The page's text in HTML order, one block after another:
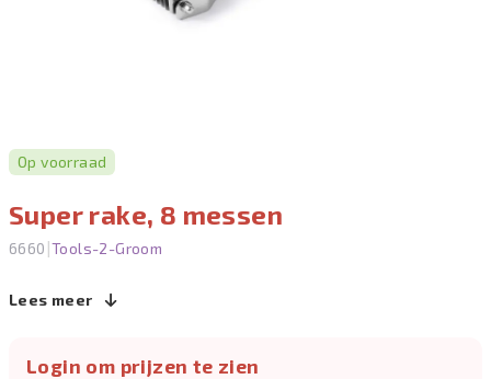
Op voorraad
Super rake, 8 messen
6660 |Tools-2-Groom
Lees meer
Login om prijzen te zien